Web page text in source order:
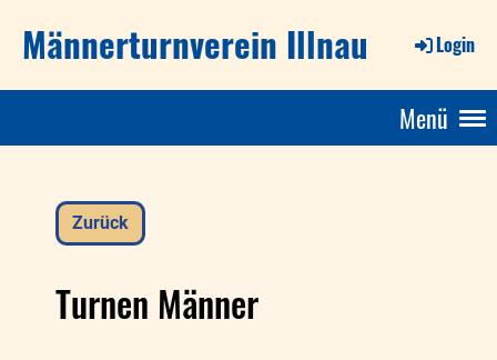
Männerturnverein Illnau Login
Menü
Zurück
Turnen Männer